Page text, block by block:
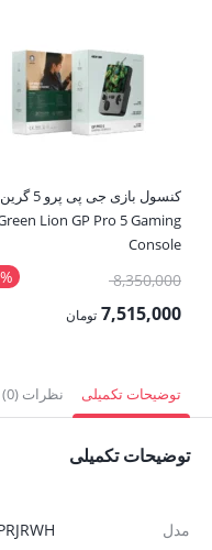
کنسول بازی جی پی پرو 5 گرین
Lion GP Pro 5 Gaming
Console
8,350,000قیمت
اصلی:7,515,000 تومان
7,515,000 تومان.
توضیحات تکمیلی نظرات (0)
توضیحات تکمیلی
مدل